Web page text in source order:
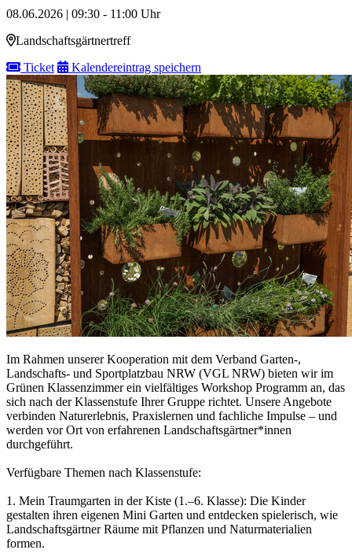
08.06.2026 | 09:30 - 11:00 Uhr
Landschaftsgärtnertreff
Ticket
Kalendereintrag speichern
Im Rahmen unserer Kooperation mit dem Verband Garten-,
Landschafts- und Sportplatzbau NRW (VGL NRW) bieten wir im
Grünen Klassenzimmer ein vielfältiges Workshop Programm an, das
sich nach der Klassenstufe Ihrer Gruppe richtet. Unsere Angebote
verbinden Naturerlebnis, Praxislernen und fachliche Impulse – und
werden vor Ort von erfahrenen Landschaftsgärtner*innen
durchgeführt.
Verfügbare Themen nach Klassenstufe:
1. Mein Traumgarten in der Kiste (1.–6. Klasse): Die Kinder
gestalten ihren eigenen Mini Garten und entdecken spielerisch, wie
Landschaftsgärtner Räume mit Pflanzen und Naturmaterialien
formen.